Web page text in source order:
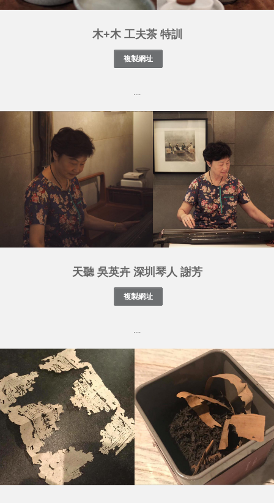
木+木 工夫茶 特訓
....
天聽 吳英卉 深圳琴人 謝芳
....